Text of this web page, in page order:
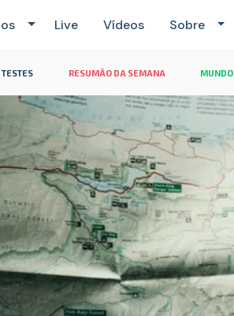
Live Vídeos Sobre
TESTES RESUMÃO DA SEMANA MUNDO